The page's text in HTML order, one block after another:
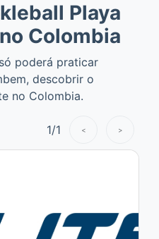
Playa
Colombia
poderá praticar
descobrir o
no Colombia.
1/1 < >